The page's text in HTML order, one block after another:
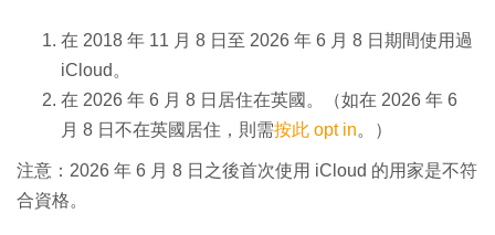
在 2018 年 11 月 8 日至 2026 年 6 月 8 日期間使用過
iCloud。
在 2026 年 6 月 8 日居住在英國。（如在 2026 年 6
月 8 日不在英國居住，則需按此 opt in。）
注意：2026 年 6 月 8 日之後首次使用 iCloud 的用家是不符
合資格。